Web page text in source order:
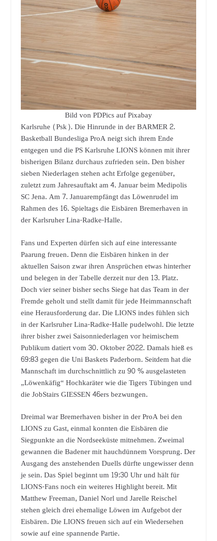
Bild von PDPics auf Pixabay
Karlsruhe (Psk). Die Hinrunde in der BARMER 2.
Basketball Bundesliga ProA neigt sich ihrem Ende
entgegen und die PS Karlsruhe LIONS können mit ihrer
bisherigen Bilanz durchaus zufrieden sein. Den bisher
sieben Niederlagen stehen acht Erfolge gegenüber,
zuletzt zum Jahresauftakt am 4. Januar beim Medipolis
SC Jena. Am 7. Januarempfängt das Löwenrudel im
Rahmen des 16. Spieltags die Eisbären Bremerhaven in
der Karlsruher Lina-Radke-Halle.
Fans und Experten dürfen sich auf eine interessante
Paarung freuen. Denn die Eisbären hinken in der
aktuellen Saison zwar ihren Ansprüchen etwas hinterher
und belegen in der Tabelle derzeit nur den 13. Platz.
Doch vier seiner bisher sechs Siege hat das Team in der
Fremde geholt und stellt damit für jede Heimmannschaft
eine Herausforderung dar. Die LIONS indes fühlen sich
in der Karlsruher Lina-Radke-Halle pudelwohl. Die letzte
ihrer bisher zwei Saisonniederlagen vor heimischem
Publikum datiert vom 30. Oktober 2022. Damals hieß es
69:83 gegen die Uni Baskets Paderborn. Seitdem hat die
Mannschaft im durchschnittlich zu 90 % ausgelasteten
„Löwenkäfig“ Hochkaräter wie die Tigers Tübingen und
die JobStairs GIESSEN 46ers bezwungen.
Dreimal war Bremerhaven bisher in der ProA bei den
LIONS zu Gast, einmal konnten die Eisbären die
Siegpunkte an die Nordseeküste mitnehmen. Zweimal
gewannen die Badener mit hauchdünnem Vorsprung. Der
Ausgang des anstehenden Duells dürfte ungewisser denn
je sein. Das Spiel beginnt um 19:30 Uhr und hält für
LIONS-Fans noch ein weiteres Highlight bereit. Mit
Matthew Freeman, Daniel Norl und Jarelle Reischel
stehen gleich drei ehemalige Löwen im Aufgebot der
Eisbären. Die LIONS freuen sich auf ein Wiedersehen
sowie auf eine spannende Partie.